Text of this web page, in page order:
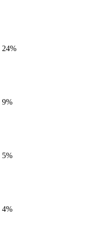
24%
9%
5%
4%